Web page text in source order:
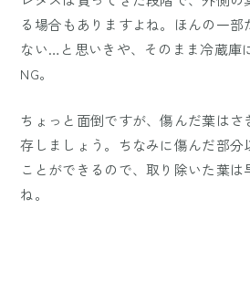
る場合もありますよね。ほんの一
ない…と思いきや、そのまま冷蔵庫
NG。
ちょっと面倒ですが、傷んだ葉は
存しましょう。ちなみに傷んだ部分
ことができるので、取り除いた葉は
ね。